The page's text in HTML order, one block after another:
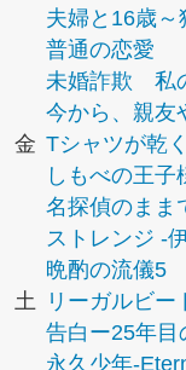
夫婦と16歳～
普通の恋愛
未婚詐欺 私
今から、親友
金 Tシャツが乾
しもべの王子
名探偵のまま
ストレンジ -
晩酌の流儀5
土
リーガルビー
告白ー25年目
永久少年-